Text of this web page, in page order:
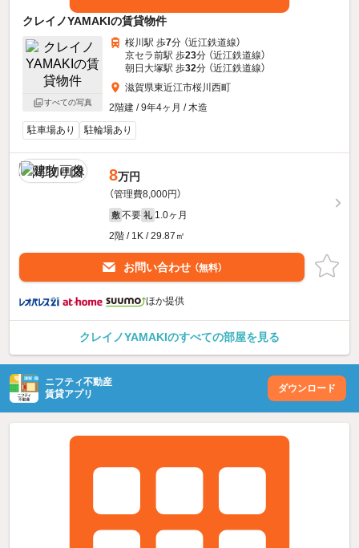
クレイノYAMAKIの賃貸物件
すべての写真
桜川駅 歩7分 （近江鉄道線）
京セラ前駅 歩23分 （近江鉄道線）
朝日大塚駅 歩32分 （近江鉄道線）
滋賀県東近江市桜川西町
2階建 / 9年4ヶ月 / 木造
駐車場あり
駐輪場あり
8万円
（管理費8,000円）
敷 不要 礼 1.0ヶ月
2階 / 1K / 29.87㎡
お問い合わせ （無料）
ほか提供
クレイノYAMAKIのすべての部屋を見る
ニフティ不動産
賃貸アプリ
ダウンロード